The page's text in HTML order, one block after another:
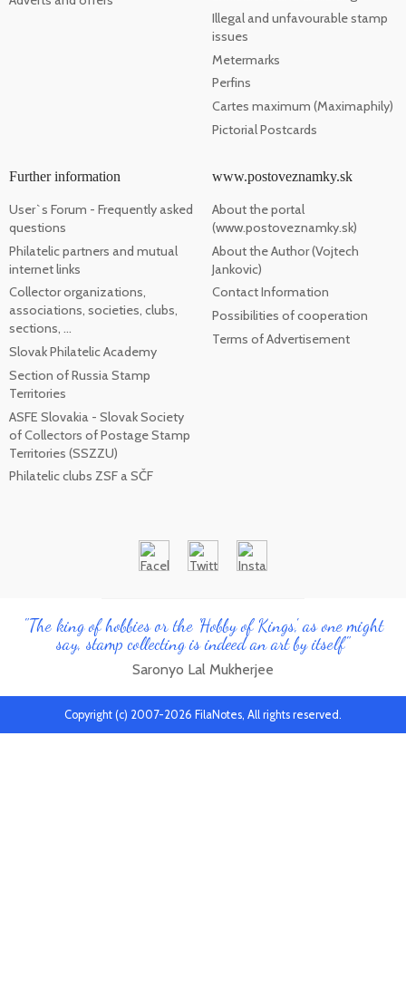
Illegal and unfavourable stamp
issues
Metermarks
Perfins
Cartes maximum (Maximaphily)
Pictorial Postcards
Further information
User`s Forum - Frequently asked
questions
Philatelic partners and mutual
internet links
Collector organizations,
associations, societies, clubs,
sections, ...
Slovak Philatelic Academy
Section of Russia Stamp
Territories
ASFE Slovakia - Slovak Society
of Collectors of Postage Stamp
Territories (SSZZU)
Philatelic clubs ZSF a SČF
www.postoveznamky.sk
About the portal
(www.postoveznamky.sk)
About the Author (Vojtech
Jankovic)
Contact Information
Possibilities of cooperation
Terms of Advertisement
"The king of hobbies or the 'Hobby of Kings', as one might
say, stamp collecting is indeed an art by itself"
Saronyo Lal Mukherjee
Copyright (c) 2007-2026 FilaNotes, All rights reserved.